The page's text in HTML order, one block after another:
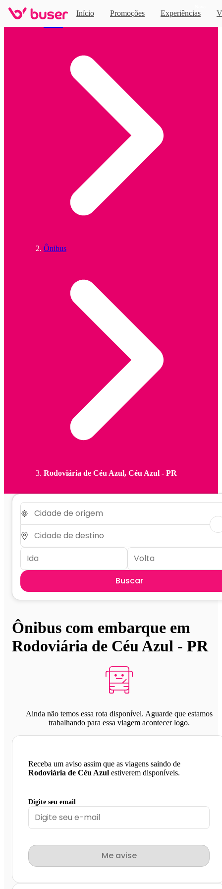
Início Promoções Experiências
Ônibus
Rodoviária de Céu Azul, Céu Azul - PR
Buscar
Ônibus com embarque em
Rodoviária de Céu Azul - PR
Ainda não temos essa rota disponível. Aguarde que estamos
trabalhando para essa viagem acontecer logo.
Receba um aviso assim que as viagens saindo de
Rodoviária de Céu Azul estiverem disponíveis.
Digite seu email
Me avise